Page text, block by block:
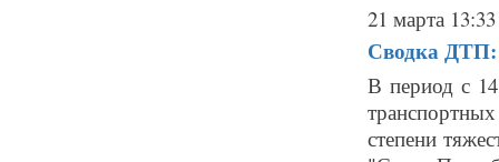
21 марта 13:33
Сводка ДТП:
В период с
степени